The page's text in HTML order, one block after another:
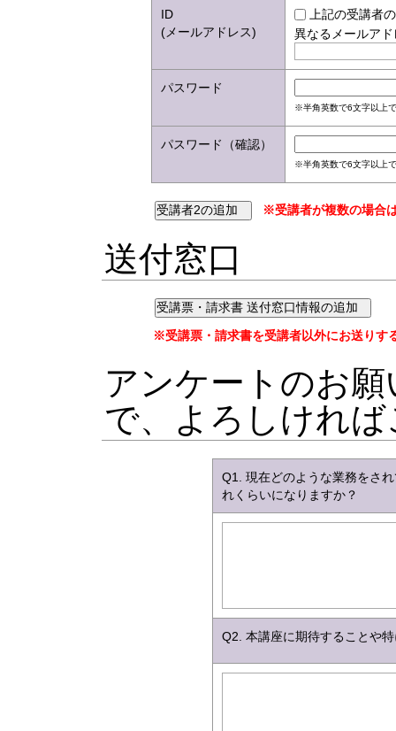
ID
(メールアドレス)
上記の受講者
異なるメールア
パスワード
※半角英数で6文字以上
パスワード（確認）
※半角英数で6文字以上
※受講者が複数の場合
送付窓口
※受講票・請求書を受講者以外にお送りす
アンケートのお
で、よろしけれ
Q1. 現在どのような業務をさ
れくらいになりますか？
Q2. 本講座に期待することや